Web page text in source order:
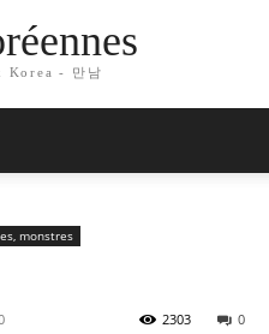
Korea - 만남
monstres
0
2303